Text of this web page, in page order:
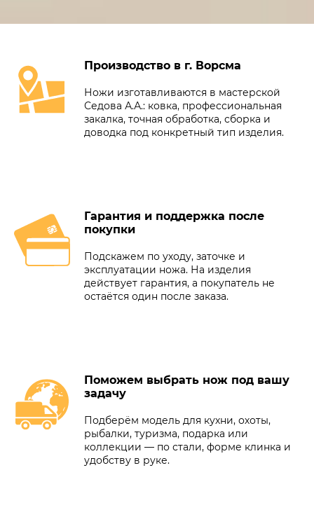
Производство в г. Ворсма
Ножи изготавливаются в мастерской
Седова А.А.: ковка, профессиональная
закалка, точная обработка, сборка и
доводка под конкретный тип изделия.
Гарантия и поддержка после
покупки
Подскажем по уходу, заточке и
эксплуатации ножа. На изделия
действует гарантия, а покупатель не
остаётся один после заказа.
Поможем выбрать нож под вашу
задачу
Подберём модель для кухни, охоты,
рыбалки, туризма, подарка или
коллекции — по стали, форме клинка и
удобству в руке.